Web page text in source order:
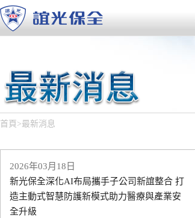
首頁 >最新消息
2026年03月18日
新光保全深化AI布局攜手子公司新誼整合 打
造主動式智慧防護新模式助力醫療與產業安
全升級